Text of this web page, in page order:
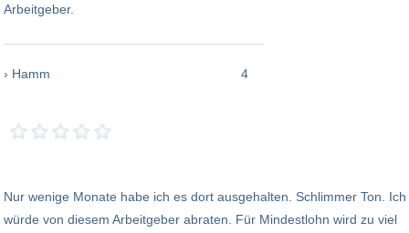
Arbeitgeber.
› Hamm 4
Nur wenige Monate habe ich es dort ausgehalten. Schlimmer Ton. Ich
würde von diesem Arbeitgeber abraten. Für Mindestlohn wird zu viel